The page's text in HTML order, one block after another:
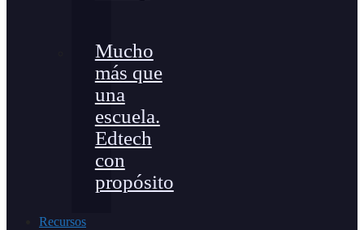
Mucho
más que
una
escuela.
Edtech
con
propósito
Recursos